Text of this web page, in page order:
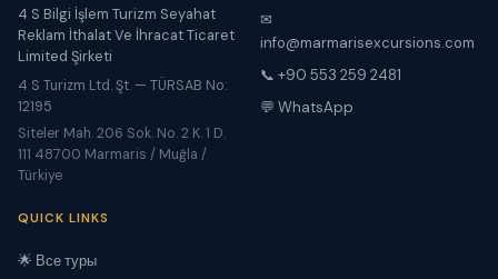
4 S Bilgi İşlem Turizm Seyahat
Reklam İthalat Ve İhracat Ticaret
Limited Şirketi
4 S Turizm Ltd. Şt. — TÜRSAB No:
12195
Siteler Mah. 206 Sok. No. 2 K. 1 D.
111 48700 Marmaris / Muğla /
Türkiye
✉
info@marmarisexcursions.com
📞 +90 553 259 2481
💬 WhatsApp
QUICK LINKS
🌟 Все туры